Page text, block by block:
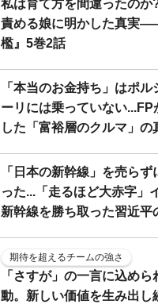
私は育て方を間違ったのか
責める娘に明かした真実
檻』5巻2話
「本当のお金持ち」はポル
ーリには乗っていない...FP
した「富裕層のクルマ」の
「日本の新幹線」を売ら
った...「走るほど大赤字」
新幹線を勝ち取った習近平
期待を超えるチームの強さ
「さすが」の一言に込め
動。新しい価値を生み出し